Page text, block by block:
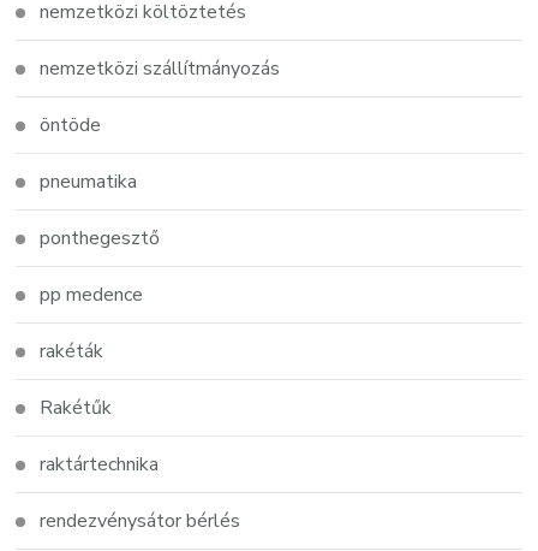
nemzetközi költöztetés
nemzetközi szállítmányozás
öntöde
pneumatika
ponthegesztő
pp medence
rakéták
Rakétűk
raktártechnika
rendezvénysátor bérlés